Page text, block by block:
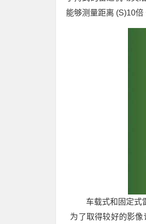
能够测量距离 (S)10
车载式和固定式
为了取得较好的影